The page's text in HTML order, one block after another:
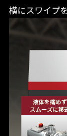
横にスワイプ